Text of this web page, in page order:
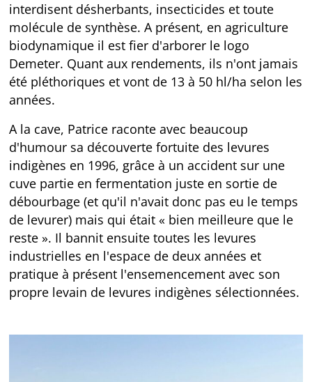
interdisent désherbants, insecticides et toute
molécule de synthèse. A présent, en agriculture
biodynamique il est fier d'arborer le logo
Demeter. Quant aux rendements, ils n'ont jamais
été pléthoriques et vont de 13 à 50 hl/ha selon les
années.
A la cave, Patrice raconte avec beaucoup
d'humour sa découverte fortuite des levures
indigènes en 1996, grâce à un accident sur une
cuve partie en fermentation juste en sortie de
débourbage (et qu'il n'avait donc pas eu le temps
de levurer) mais qui était « bien meilleure que le
reste ». Il bannit ensuite toutes les levures
industrielles en l'espace de deux années et
pratique à présent l'ensemencement avec son
propre levain de levures indigènes sélectionnées.